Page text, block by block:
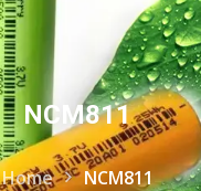
NCM811
Home NCM811